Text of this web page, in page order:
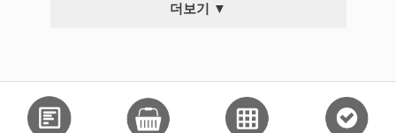
더보기 ▼